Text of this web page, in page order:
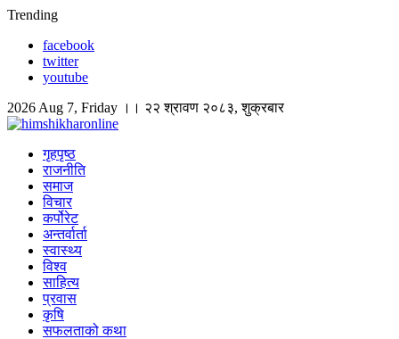
Skip
content
Trending
facebook
twitter
youtube
2026 Aug 7, Friday ।। २२ श्रावण २०८३, शुक्रबार
Himshikhar Online
गृहपृष्ठ
राजनीति
समाज
विचार
कर्पोरेट
अन्तर्वार्ता
स्वास्थ्य
विश्व
साहित्य
प्रवास
कृषि
सफलताको कथा